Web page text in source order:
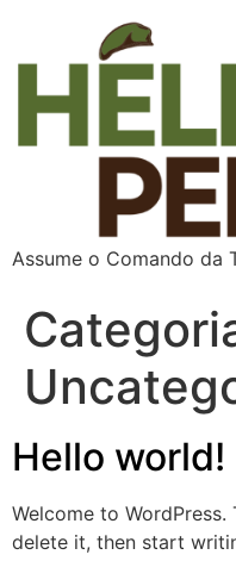
Assume o Comando da
Hello world!
Welcome to
delete it, then start